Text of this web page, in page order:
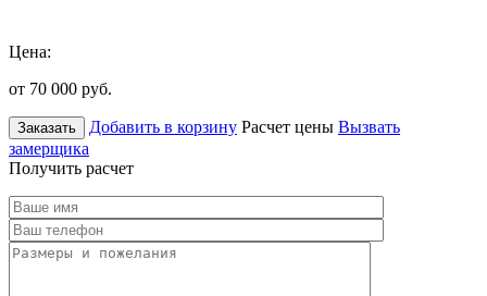
Цена:
от 70 000 руб.
Заказать Добавить в корзину Расчет цены Вызвать
замерщика
Получить расчет